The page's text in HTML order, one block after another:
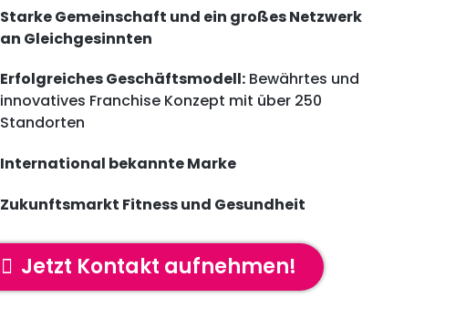
Starke Gemeinschaft und ein großes Netzwerk
an Gleichgesinnten
Erfolgreiches Geschäftsmodell: Bewährtes und
innovatives Franchise Konzept mit über 250
Standorten
International bekannte Marke
Zukunftsmarkt Fitness und Gesundheit
Jetzt Kontakt aufnehmen!